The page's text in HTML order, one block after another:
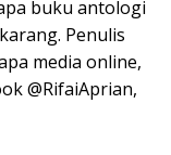
buku antologi
Penulis
media online,
@RifaiAprian,